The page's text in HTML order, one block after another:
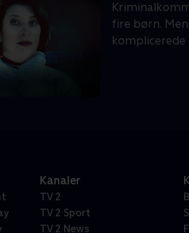
fire børn.
komplicerede
Kanaler
TV 2
TV 2 Sport
TV 2 News